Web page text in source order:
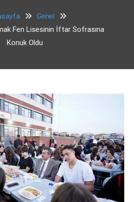
Genel
Fen Lisesinin İftar Sofrasına
Konuk Oldu